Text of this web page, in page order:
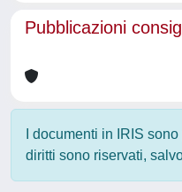
Pubblicazioni
I documenti in IRIS
diritti sono riservati,